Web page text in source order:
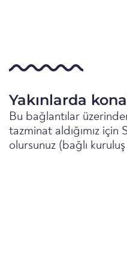
Yakınlarda
Bu bağlantılar
tazminat aldığımız için
olursunuz (bağlı kuruluş